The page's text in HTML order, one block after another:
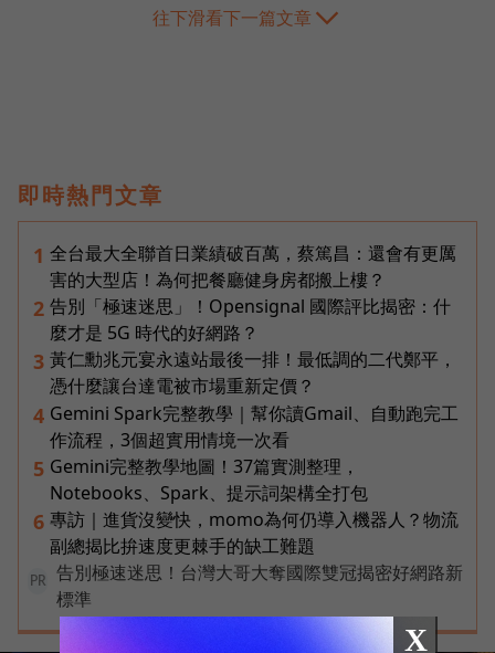
往下滑看下一篇文章
即時熱門文章
1 全台最大全聯首日業績破百萬，蔡篤昌：還會有更厲
害的大型店！為何把餐廳健身房都搬上樓？
2 告別「極速迷思」！Opensignal 國際評比揭密：什
麼才是 5G 時代的好網路？
3 黃仁勳兆元宴永遠站最後一排！最低調的二代鄭平，
憑什麼讓台達電被市場重新定價？
4 Gemini Spark完整教學｜幫你讀Gmail、自動跑完工
作流程，3個超實用情境一次看
5 Gemini完整教學地圖！37篇實測整理，
Notebooks、Spark、提示詞架構全打包
6 專訪｜進貨沒變快，momo為何仍導入機器人？物流
副總揭比拚速度更棘手的缺工難題
PR
告別極速迷思！台灣大哥大奪國際雙冠揭密好網路新
標準
X